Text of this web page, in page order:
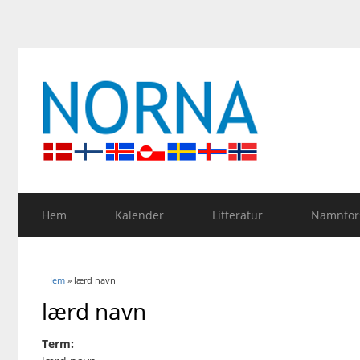
Hem Kalender Litteratur
Du är här
Hem » lærd navn
lærd navn
Term: